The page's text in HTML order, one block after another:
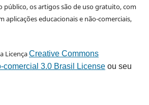
público, os artigos são de uso gratuito, com
aplicações educacionais e não-comerciais,
LicençaCreative Commons
comercial 3.0 Brasil Licenseou seu